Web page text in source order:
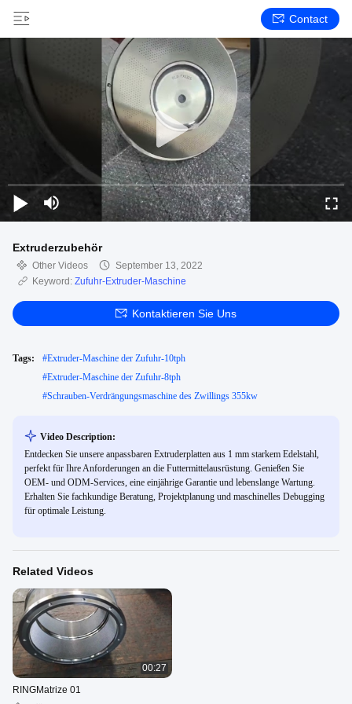
Contact
Extruderzubehör
Other Videos
September 13, 2022
Keyword: Zufuhr-Extruder-Maschine
Kontaktieren Sie Uns
Tags: #Extruder-Maschine der Zufuhr-10tph
#Extruder-Maschine der Zufuhr-8tph
#Schrauben-Verdrängungsmaschine des Zwillings 355kw
Video Description:
Entdecken Sie unsere anpassbaren Extruderplatten aus 1 mm starkem Edelstahl,
perfekt für Ihre Anforderungen an die Futtermittelausrüstung. Genießen Sie
OEM- und ODM-Services, eine einjährige Garantie und lebenslange Wartung.
Erhalten Sie fachkundige Beratung, Projektplanung und maschinelles Debugging
für optimale Leistung.
Related Videos
00:27
RINGMatrize 01